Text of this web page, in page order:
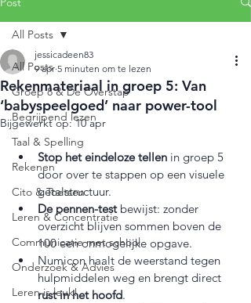
All Posts
Groep 8 & De Overstap
Begrijpend lezen
Taal & Spelling
Rekenen
Cito & Toetsen
Leren & Concentratie
Communicatie met school
Onderzoek & Advies
Leren is leuk!
All Posts
Rekenmateriaal in groep 5: Van
‘babyspeelgoed’ naar power-tool
jessicadeen83
9 apr 5 minuten om te lezen
Bijgewerkt op:10 apr
Stop het eindeloze tellen in groep 5
door over te stappen op een visuele
getalstructuur.
De pennen-test bewijst: zonder
overzicht blijven sommen boven de
100 een onmogelijke opgave.
Numicon haalt de weerstand tegen
hulpmiddelen weg en brengt direct
rust in het hoofd.